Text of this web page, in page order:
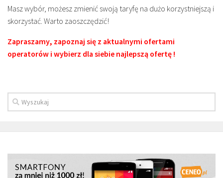
Masz wybór, możesz zmienić swoją taryfę na dużo korzystniejszą i
skorzystać. Warto zaoszczędzić!
Zapraszamy, zapoznaj się z aktualnymi ofertami
operatorów i wybierz dla siebie najlepszą ofertę !